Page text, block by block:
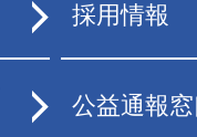
採用情報
公益通報